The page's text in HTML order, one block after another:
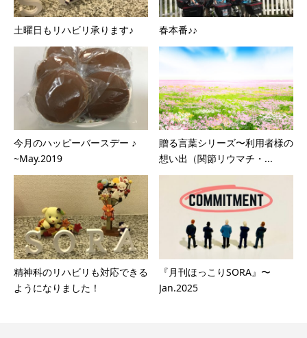
土曜日もリハビリ承ります♪ 春本番♪♪
今月のハッピーバースデー ♪
~May.2019
贈る言葉シリーズ〜利用者様の
想い出（関節リウマチ・...
精神科のリハビリも対応できる
ようになりました！
『月刊ほっこりSORA』〜
Jan.2025